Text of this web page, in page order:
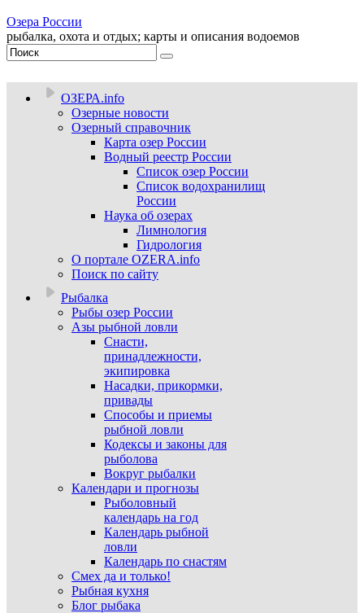
Озера России
рыбалка, охота и отдых; карты и описания водоемов
ОЗЕРА.info
Озерные новости
Озерный справочник
Карта озер России
Водный реестр России
Список озер России
Список водохранилищ
России
Наука об озерах
Лимнология
Гидрология
О портале OZERA.info
Поиск по сайту
Рыбалка
Рыбы озер России
Азы рыбной ловли
Снасти,
принадлежности,
экипировка
Насадки, прикормки,
привады
Способы и приемы
рыбной ловли
Кодексы и законы для
рыболова
Вокруг рыбалки
Календари и прогнозы
Рыболовный
календарь на год
Календарь рыбной
ловли
Календарь по снастям
Смех да и только!
Рыбная кухня
Блог рыбака